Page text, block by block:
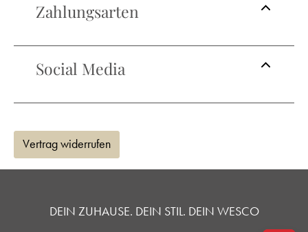
Zahlungsarten
Social Media
Vertrag widerrufen
DEIN ZUHAUSE. DEIN STIL. DEIN WESCO